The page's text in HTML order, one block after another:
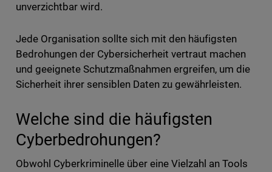
unverzichtbar wird.
Jede Organisation sollte sich mit den häufigsten
Bedrohungen der Cybersicherheit vertraut machen
und geeignete Schutzmaßnahmen ergreifen, um die
Sicherheit ihrer sensiblen Daten zu gewährleisten.
Welche sind die häufigsten
Cyberbedrohungen?
Obwohl Cyberkriminelle über eine Vielzahl an Tools